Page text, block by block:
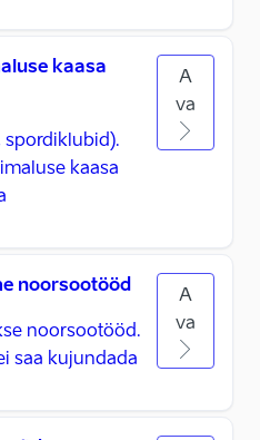
kaasa
spordiklubid).
kaasa
A
va
noorsootööd
noorsootööd.
saa kujundada
A
va